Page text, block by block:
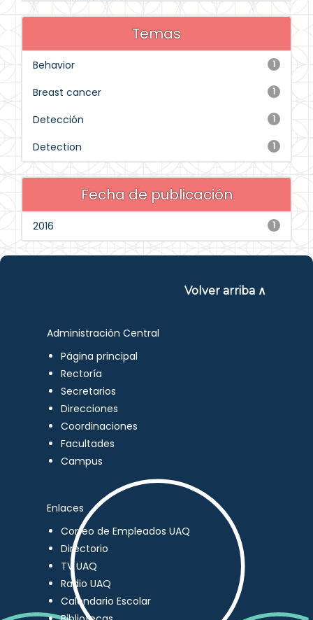
Temas
1
Behavior
1
Breast cancer
1
Detección
1
Detection
Fecha de publicación
1
2016
Volver arriba ∧
Administración Central
Página principal
Rectoría
Secretarios
Direcciones
Coordinaciones
Facultades
Campus
Enlaces
Correo de Empleados UAQ
Directorio
TV UAQ
Radio UAQ
Calendario Escolar